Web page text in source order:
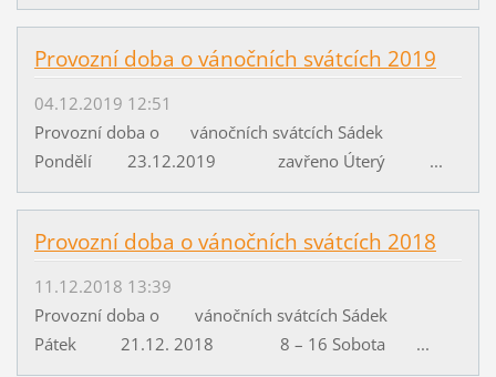
Provozní doba o vánočních svátcích 2019
04.12.2019 12:51
Provozní doba o vánočních svátcích Sádek
Pondělí 23.12.2019 zavřeno Úterý ...
Provozní doba o vánočních svátcích 2018
11.12.2018 13:39
Provozní doba o vánočních svátcích Sádek
Pátek 21.12. 2018 8 – 16 Sobota ...